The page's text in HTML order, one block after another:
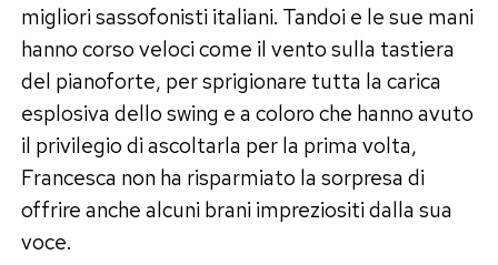
migliori sassofonisti italiani. Tandoi e le sue mani
hanno corso veloci come il vento sulla tastiera
del pianoforte, per sprigionare tutta la carica
esplosiva dello swing e a coloro che hanno avuto
il privilegio di ascoltarla per la prima volta,
Francesca non ha risparmiato la sorpresa di
offrire anche alcuni brani impreziositi dalla sua
voce.